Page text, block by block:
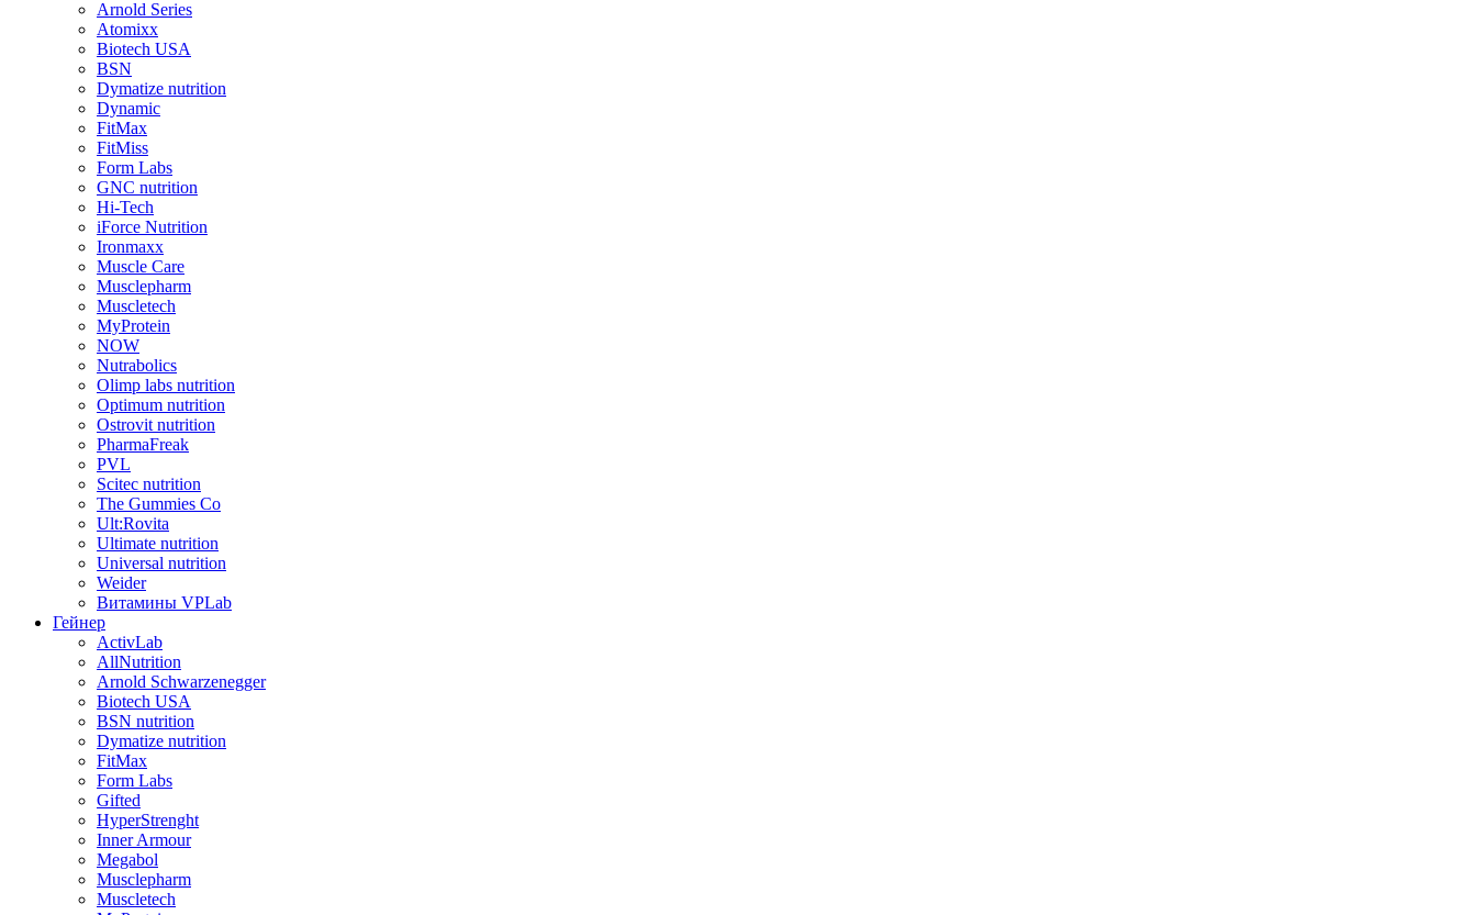
Arnold Series
Atomixx
Biotech USA
BSN
Dymatize nutrition
Dynamic
FitMax
FitMiss
Form Labs
GNC nutrition
Hi-Tech
iForce Nutrition
Ironmaxx
Muscle Care
Musclepharm
Muscletech
MyProtein
NOW
Nutrabolics
Olimp labs nutrition
Optimum nutrition
Ostrovit nutrition
PharmaFreak
PVL
Scitec nutrition
The Gummies Co
Ult:Rovita
Ultimate nutrition
Universal nutrition
Weider
Витамины VPLab
Гейнер
ActivLab
AllNutrition
Arnold Schwarzenegger
Biotech USA
BSN nutrition
Dymatize nutrition
FitMax
Form Labs
Gifted
HyperStrenght
Inner Armour
Megabol
Musclepharm
Muscletech